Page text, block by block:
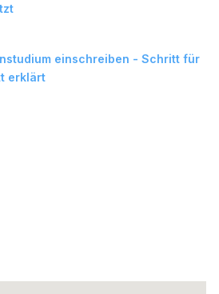
einschreiben - Schritt für
erklärt